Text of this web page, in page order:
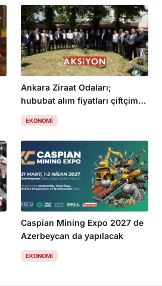
Ankara Ziraat Odaları;
hububat alım fiyatları çiftçimizi
üzdü
EKONOMI
Caspian Mining Expo 2027 de
Azerbeycan da yapılacak
EKONOMI